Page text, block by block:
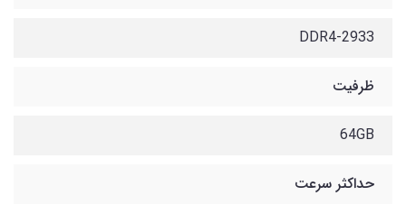
DDR4-2933
ظرفیت
64GB
حداکثر سرعت